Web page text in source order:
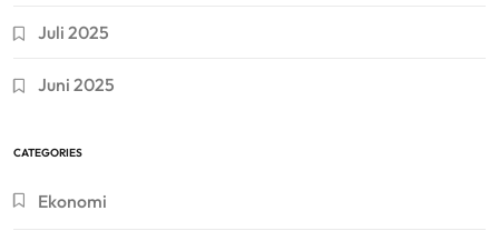
Juli 2025
Juni 2025
CATEGORIES
Ekonomi